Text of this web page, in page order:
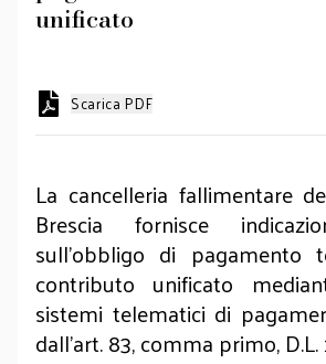
unificato
Scarica PDF
La cancelleria fallimentare
Brescia fornisce
sull’obbligo di pagamento
contributo unificato
sistemi telematici di
dall’art. 83, comma primo,